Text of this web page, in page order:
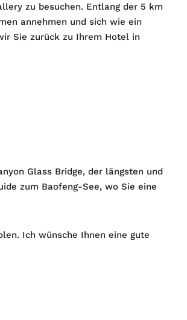
zu besuchen. Entlang der 5 km
annehmen und sich wie ein
Sie zurück zu Ihrem Hotel in
Glass Bridge, der längsten und
zum Baofeng-See, wo Sie eine
Ich wünsche Ihnen eine gute